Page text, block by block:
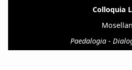
Colloquia
Paedalogia -